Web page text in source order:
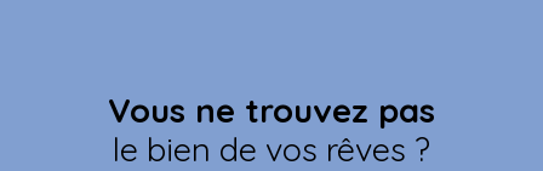
Vous ne trouvez pas
le bien de vos rêves ?